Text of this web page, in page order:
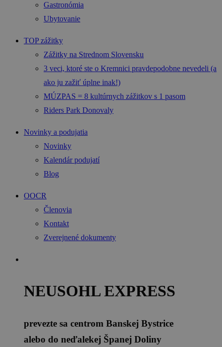
Gastronómia
Ubytovanie
TOP zážitky
Zážitky na Strednom Slovensku
3 veci, ktoré ste o Kremnici pravdepodobne nevedeli (a
ako ju zažiť úplne inak!)
MÚZPAS = 8 kultúrnych zážitkov s 1 pasom
Riders Park Donovaly
Novinky a podujatia
Novinky
Kalendár podujatí
Blog
OOCR
Členovia
Kontakt
Zverejnené dokumenty
NEUSOHL EXPRESS
prevezte sa centrom Banskej Bystrice
alebo do neďalekej Španej Doliny